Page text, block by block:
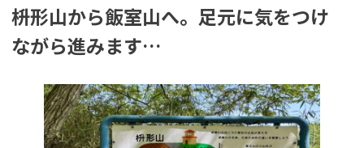
枡形山から飯室山へ。足元に気をつけ
ながら進みます…